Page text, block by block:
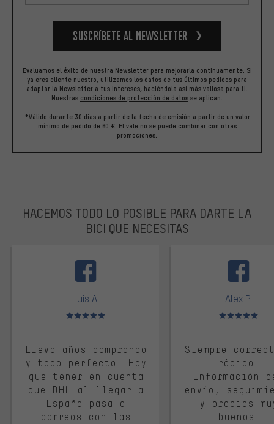
Suscríbete al newsletter
Evaluamos el éxito de nuestra Newsletter para mejorarla continuamente. Si
ya eres cliente nuestro, utilizamos los datos de tus últimos pedidos para
adaptar la Newsletter a tus intereses, haciéndola así más valiosa para ti.
Nuestras condiciones de protección de datos se aplican.
*Válido durante 30 días a partir de la fecha de emisión a partir de un valor
mínimo de pedido de 60 €. El vale no se puede combinar con otras
promociones.
HACEMOS TODO LO POSIBLE PARA DARTE LA
BICI QUE NECESITAS
Luis A.
Valoración media: 5 de 5
Llevo años comprando
y todo perfecto. Hay
que tener en cuenta
que DHL al llegar a
España pasa a
correos con las
Alex P.
Valoración
Siempre
rápido.
Información
envío,
y precios
buenos.